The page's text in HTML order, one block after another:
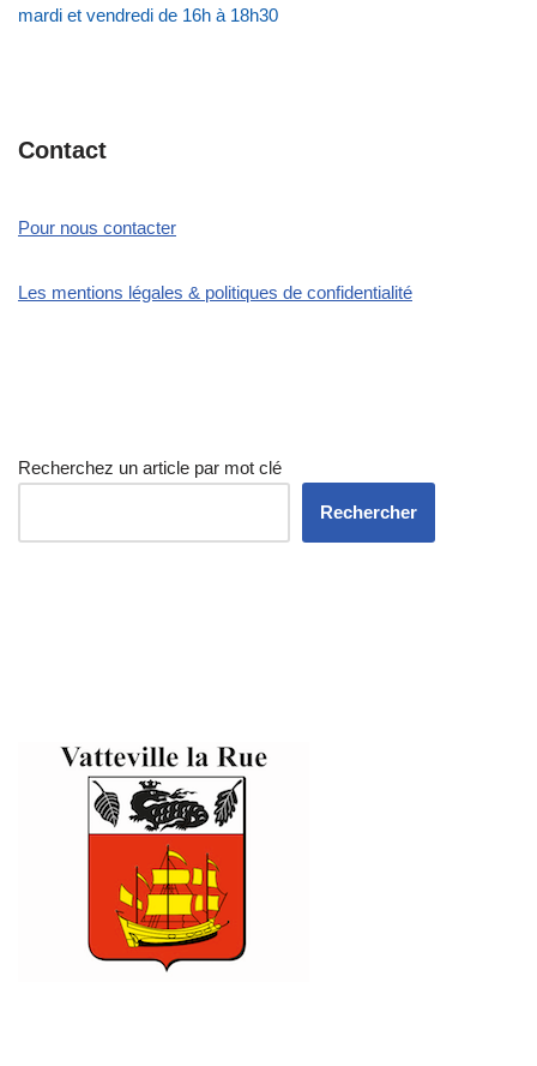
mardi et vendredi de 16h à 18h30
Contact
Pour nous contacter
Les mentions légales & politiques de confidentialité
Recherchez un article par mot clé
Rechercher